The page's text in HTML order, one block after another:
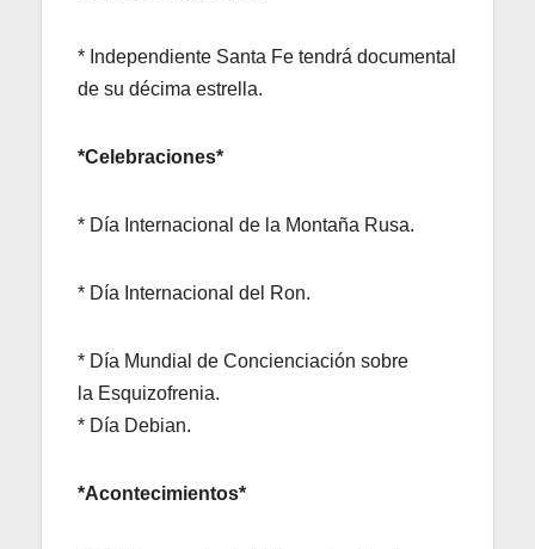
* Independiente Santa Fe tendrá documental
de su décima estrella.
*Celebraciones*
* Día Internacional de la Montaña Rusa.
* Día Internacional del Ron.
* Día Mundial de Concienciación sobre
la Esquizofrenia.
* Día Debian.
*Acontecimientos*